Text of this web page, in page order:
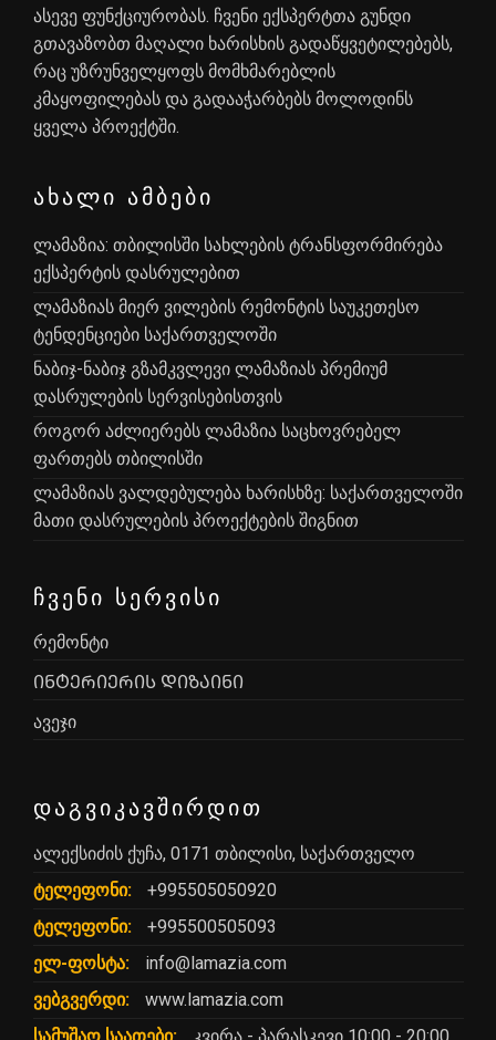
ასევე ფუნქციურობას. ჩვენი ექსპერტთა გუნდი
გთავაზობთ მაღალი ხარისხის გადაწყვეტილებებს,
რაც უზრუნველყოფს მომხმარებლის
კმაყოფილებას და გადააჭარბებს მოლოდინს
ყველა პროექტში.
ᲐᲮᲐᲚᲘ ᲐᲛᲑᲔᲑᲘ
ლამაზია: თბილისში სახლების ტრანსფორმირება
ექსპერტის დასრულებით
ლამაზიას მიერ ვილების რემონტის საუკეთესო
ტენდენციები საქართველოში
ნაბიჯ-ნაბიჯ გზამკვლევი ლამაზიას პრემიუმ
დასრულების სერვისებისთვის
როგორ აძლიერებს ლამაზია საცხოვრებელ
ფართებს თბილისში
ლამაზიას ვალდებულება ხარისხზე: საქართველოში
მათი დასრულების პროექტების შიგნით
ᲩᲕᲔᲜᲘ ᲡᲔᲠᲕᲘᲡᲘ
რემონტი
ᲘᲜᲢᲔᲠᲘᲔᲠᲘᲡ ᲓᲘᲖᲐᲘᲜᲘ
ავეჯი
ᲓᲐᲒᲕᲘᲙᲐᲕᲨᲘᲠᲓᲘᲗ
ალექსიძის ქუჩა, 0171 თბილისი, საქართველო
ტელეფონი:
+995505050920
ტელეფონი:
+995500505093
ელ-ფოსტა:
info@lamazia.com
ვებგვერდი:
www.lamazia.com